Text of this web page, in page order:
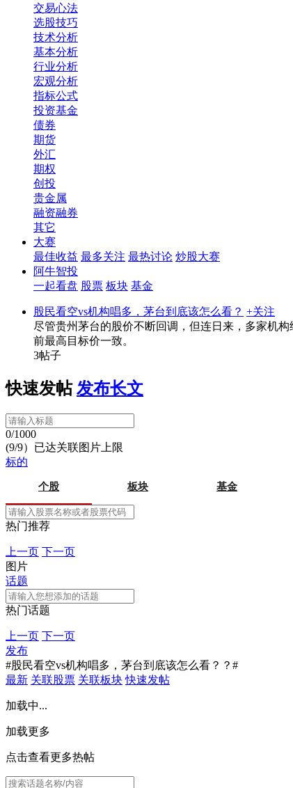
交易心法
选股技巧
技术分析
基本分析
行业分析
宏观分析
指标公式
投资基金
债券
期货
外汇
期权
创投
贵金属
融资融券
其它
大赛
最佳收益 最多关注 最热讨论 炒股大赛
阿牛智投
一起看盘 股票 板块 基金
股民看空vs机构唱多，茅台到底该怎么看？ +关注
尽管贵州茅台的股价不断回调，但连日来，多家机
前最高目标价一致。
3帖子
快速发帖 发布长文
0/1000
(9/9）已达关联图片上限
标的
个股 板块 基金
热门推荐
上一页 下一页
图片
话题
热门话题
上一页 下一页
发布
#股民看空vs机构唱多，茅台到底该怎么看？？#
最新 关联股票 关联板块 快速发帖
加载中...
加载更多
点击查看更多热帖